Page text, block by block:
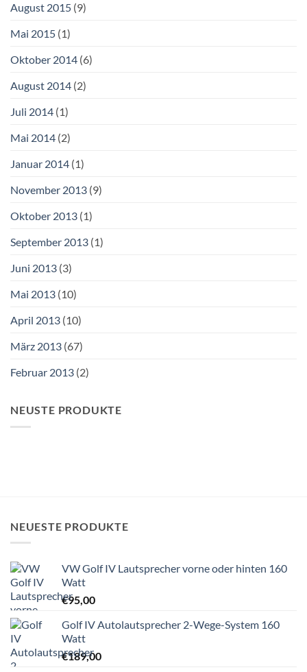
August 2015 (9)
Mai 2015 (1)
Oktober 2014 (6)
August 2014 (2)
Juli 2014 (1)
Mai 2014 (2)
Januar 2014 (1)
November 2013 (9)
Oktober 2013 (1)
September 2013 (1)
Juni 2013 (3)
Mai 2013 (10)
April 2013 (10)
März 2013 (67)
Februar 2013 (2)
NEUSTE PRODUKTE
NEUESTE PRODUKTE
VW Golf IV Lautsprecher vorne oder hinten 160
Watt
€95,00
Golf IV Autolautsprecher 2-Wege-System 160
Watt
€189,00